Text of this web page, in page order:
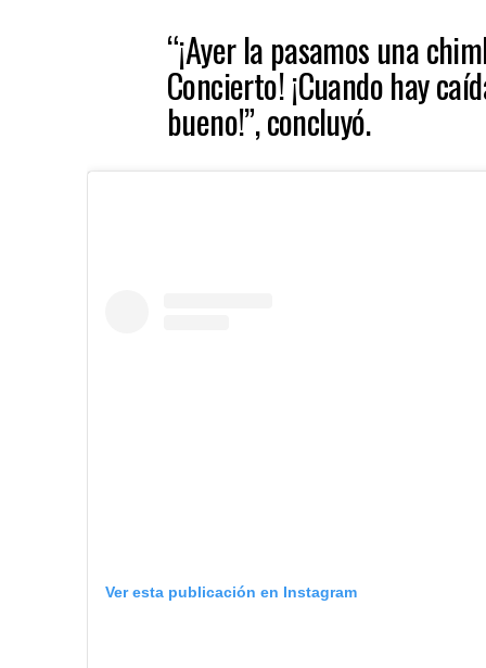
“¡Ayer la pasamos una
Concierto! ¡Cuando hay
bueno!”, concluyó.
Ver esta publicación en Instagram